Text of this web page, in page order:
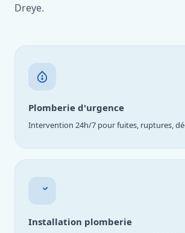
Dreye.
Plomberie d'urgence
Intervention 24h/7 pour fuites, ruptures,
Installation plomberie